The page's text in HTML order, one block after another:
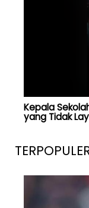
Kepala
yang Tidak